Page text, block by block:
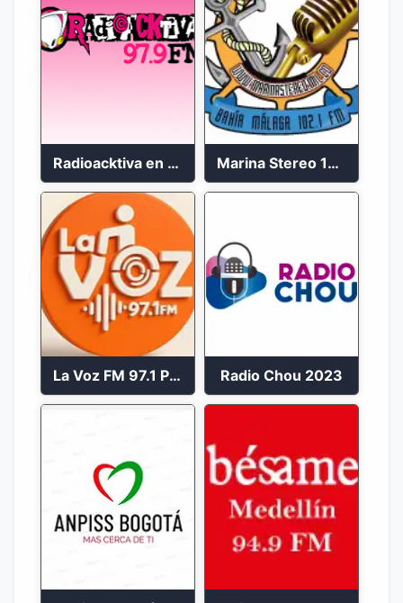
Radioacktiva en vivo 97.9 FM Marina Stereo 102.1 FM
La Voz FM 97.1 Popayán en Vivo Radio Chou 2023